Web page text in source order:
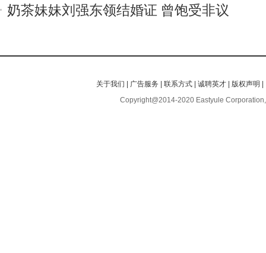
奶茶妹妹刘强东领结婚证 曾饱受非议
关于我们 | 广告服务 |联系方式 |诚聘英才 | 版权声明 |
Copyright@2014-2020 Eastyule